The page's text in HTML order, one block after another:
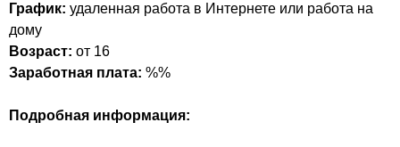
График: удаленная работа в Интернете или работа на
дому
Возраст: от 16
Заработная плата: %%
Подробная информация: